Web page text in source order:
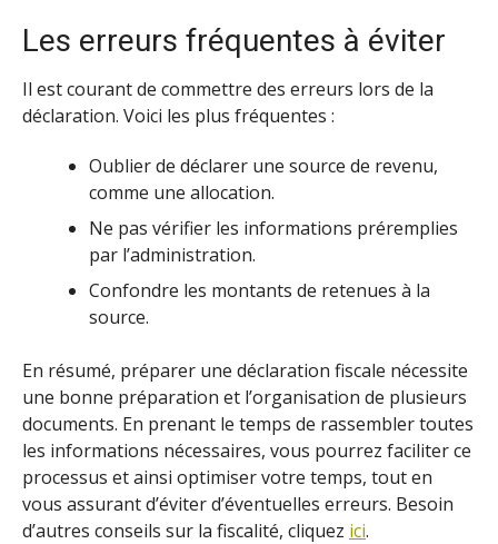
Les erreurs fréquentes à éviter
Il est courant de commettre des erreurs lors de la
déclaration. Voici les plus fréquentes :
Oublier de déclarer une source de revenu,
comme une allocation.
Ne pas vérifier les informations préremplies
par l’administration.
Confondre les montants de retenues à la
source.
En résumé, préparer une déclaration fiscale nécessite
une bonne préparation et l’organisation de plusieurs
documents. En prenant le temps de rassembler toutes
les informations nécessaires, vous pourrez faciliter ce
processus et ainsi optimiser votre temps, tout en
vous assurant d’éviter d’éventuelles erreurs. Besoin
d’autres conseils sur la fiscalité, cliquez ici.